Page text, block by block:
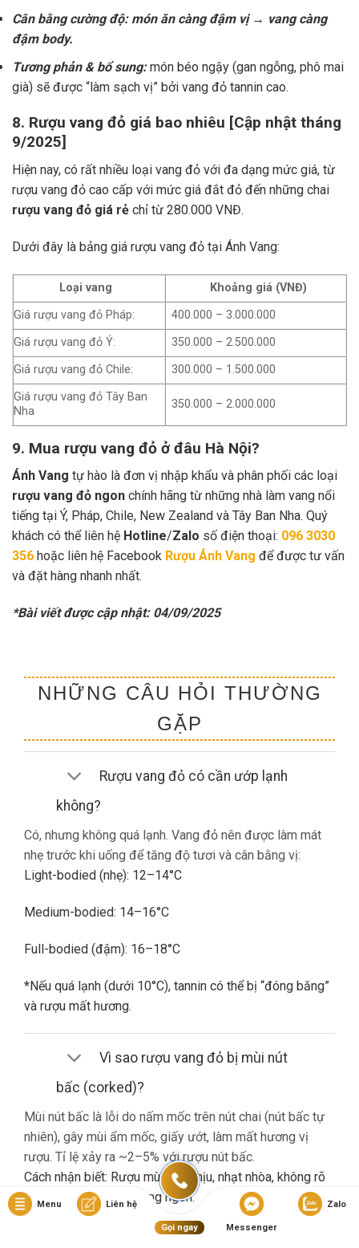
Cân bằng cường độ: món ăn càng đậm vị → vang càng
đậm body.
Tương phản & bổ sung:món béo ngậy (gan ngỗng, phô mai
già) sẽ được “làm sạch vị” bởi vang đỏ tannin cao.
8. Rượu vang đỏ giá bao nhiêu [Cập nhật tháng
9/2025]
Hiện nay, có rất nhiều loại vang đỏ với đa dạng mức giá, từ
rượu vang đỏ cao cấp với mức giá đắt đỏ đến những chai
rượu vang đỏ giá rẻ chỉ từ 280.000 VNĐ.
Dưới đây là bảng giá rượu vang đỏ tại Ánh Vang:
Loại vang
Khoảng giá (VNĐ)
Giá rượu vang đỏ Pháp:
400.000 – 3.000.000
Giá rượu vang đỏ Ý:
350.000 – 2.500.000
Giá rượu vang đỏ Chile:
300.000 – 1.500.000
Giá rượu vang đỏ Tây Ban
Nha
350.000 – 2.000.000
9. Mua rượu vang đỏ ở đâu Hà Nội?
Ánh Vang tự hào là đơn vị nhập khẩu và phân phối các loại
rượu vang đỏ ngon chính hãng từ những nhà làm vang nổi
tiếng tại Ý, Pháp, Chile, New Zealand và Tây Ban Nha. Quý
khách có thể liên hệ Hotline/Zalo số điện thoại: 096 3030
356 hoặc liên hệ Facebook Rượu Ánh Vang để được tư vấn
và đặt hàng nhanh nhất.
*Bài viết được cập nhật: 04/09/2025
NHỮNG CÂU HỎI THƯỜNG
GẶP
Rượu vang đỏ có cần ướp lạnh
không?
Có, nhưng không quá lạnh. Vang đỏ nên được làm mát
nhẹ trước khi uống để tăng độ tươi và cân bằng vị:
Light-bodied (nhẹ): 12–14°C
Medium-bodied: 14–16°C
Full-bodied (đậm): 16–18°C
*Nếu quá lạnh (dưới 10°C), tannin có thể bị “đóng băng”
và rượu mất hương.
Vì sao rượu vang đỏ bị mùi nút
bấc (corked)?
Mùi nút bấc là lỗi do nấm mốc trên nút chai (nút bấc tự
nhiên), gây mùi ẩm mốc, giấy ướt, làm mất hương vị
rượu. Tỉ lệ xảy ra ~2–5% với rượu nút bấc.
Cách nhận biết: Rượu mùi khó chịu, nhạt nhòa, không rõ
hương trái cây dù là vang ngon.
Nếu gặp lỗi này, bạn nên liên hệ cửa hàng đổi trả (nếu có
Menu Liên hệ
Gọi ngay Messenger
Zalo